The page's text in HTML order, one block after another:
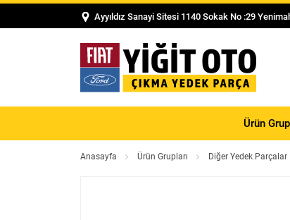
Ayyıldız Sanayi Sitesi 1140 Sokak No :29
Ürün
Anasayfa Ürün Grupları Diğer Yedek Parçalar